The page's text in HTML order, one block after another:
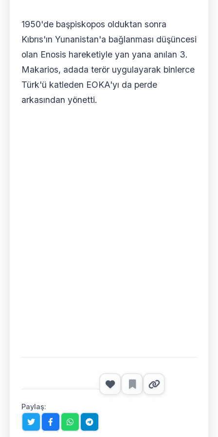
1950'de başpiskopos olduktan sonra
Kıbrıs'ın Yunanistan'a bağlanması düşüncesi
olan Enosis hareketiyle yan yana anılan 3.
Makarios, adada terör uygulayarak binlerce
Türk'ü katleden EOKA'yı da perde
arkasından yönetti.
Paylaş: